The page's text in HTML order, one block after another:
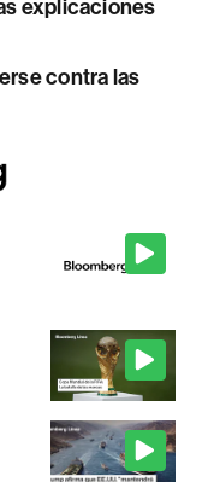
explicaciones
contra las